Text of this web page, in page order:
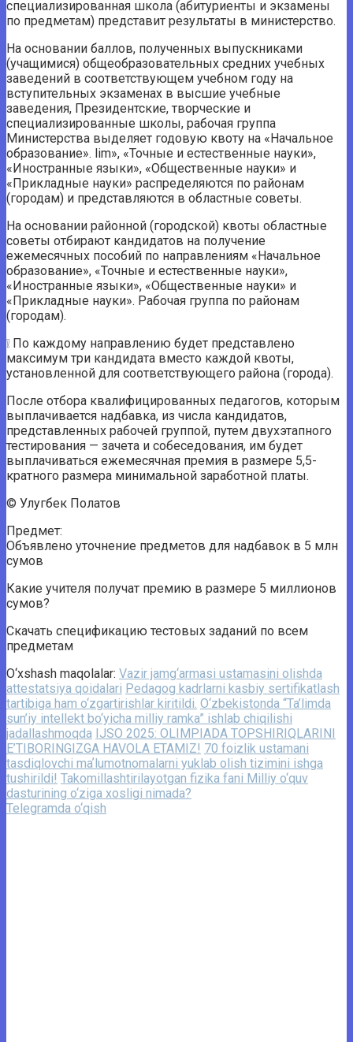
специализированная школа (абитуриенты и экзамены
по предметам) представит результаты в министерство.
На основании баллов, полученных выпускниками
(учащимися) общеобразовательных средних учебных
заведений в соответствующем учебном году на
вступительных экзаменах в высшие учебные
заведения, Президентские, творческие и
специализированные школы, рабочая группа
Министерства выделяет годовую квоту на «Начальное
образование». lim», «Точные и естественные науки»,
«Иностранные языки», «Общественные науки» и
«Прикладные науки» распределяются по районам
(городам) и представляются в областные советы.
На основании районной (городской) квоты областные
советы отбирают кандидатов на получение
ежемесячных пособий по направлениям «Начальное
образование», «Точные и естественные науки»,
«Иностранные языки», «Общественные науки» и
«Прикладные науки». Рабочая группа по районам
(городам).
❕ По каждому направлению будет представлено
максимум три кандидата вместо каждой квоты,
установленной для соответствующего района (города).
После отбора квалифицированных педагогов, которым
выплачивается надбавка, из числа кандидатов,
представленных рабочей группой, путем двухэтапного
тестирования — зачета и собеседования, им будет
выплачиваться ежемесячная премия в размере 5,5-
кратного размера минимальной заработной платы.
© Улугбек Полатов
Предмет:
Объявлено уточнение предметов для надбавок в 5 млн
сумов
Какие учителя получат премию в размере 5 миллионов
сумов?
Скачать спецификацию тестовых заданий по всем
предметам
O‘xshash maqolalar: Vazir jamg‘armasi ustamasini olishda
attestatsiya qoidalari Pedagog kadrlarni kasbiy sertifikatlash
tartibiga ham o‘zgartirishlar kiritildi. O‘zbekistonda “Ta’limda
sun’iy intellekt bo‘yicha milliy ramka” ishlab chiqilishi
jadallashmoqda IJSO 2025: OLIMPIADA TOPSHIRIQLARINI
E’TIBORINGIZGA HAVOLA ETAMIZ! 70 foizlik ustamani
tasdiqlovchi maʼlumotnomalarni yuklab olish tizimini ishga
tushirildi! Takomillashtirilayotgan fizika fani Milliy o‘quv
dasturining o‘ziga xosligi nimada?
Telegramda o‘qish